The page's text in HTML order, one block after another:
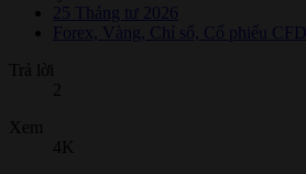
25 Tháng tư 2026
Forex, Vàng, Chỉ số, Cổ phiếu CFD
Trả lời
Xem
4K